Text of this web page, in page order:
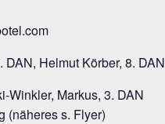
Helmut Körber, 8. DAN
Winkler, Markus, 3. DAN
(näheres s. Flyer)